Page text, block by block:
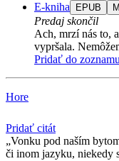
E-kniha EPUB
Predaj skončil
Ach, mrzí nás to,
vypršala.
Pridať do zoznamu
Hore
Pridať citát
Vonku pod naším
či inom jazyku, niekedy